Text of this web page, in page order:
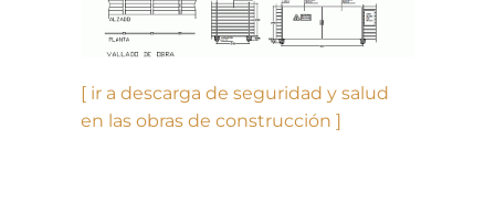
[ ir a descarga de seguridad y salud
en las obras de construcción ]